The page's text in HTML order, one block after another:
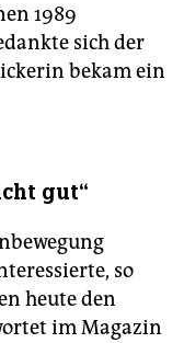
1989
sich der
bekam ein
gut“
so
heute den
im Magazin